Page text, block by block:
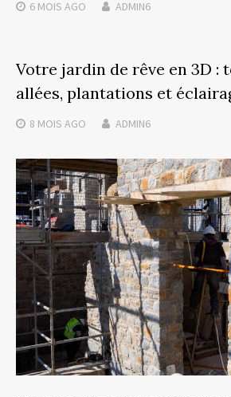
6 MOIS AGO ADMIN6
Votre jardin de rêve en 3D :
allées, plantations et
8 MOIS AGO ADMIN6